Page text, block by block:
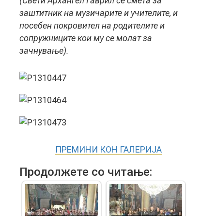
заштитник на музичарите и учителите, и
посебен покровител на родителите и
сопружниците кои му се молат за
зачнување).
ПРЕМИНИ КОН ГАЛЕРИЈА
Продолжете со читање: